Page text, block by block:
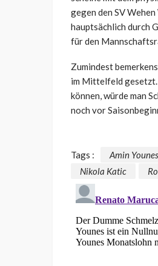
gegen den SV
hauptsächlich durch
für den
Zumindest
im Mittelfeld gesetzt.
können, würde man
noch vor
Tags : Amin Younes
Nikola Katic